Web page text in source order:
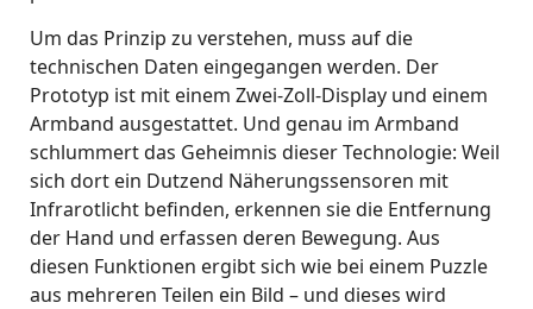
Um das Prinzip zu verstehen, muss auf die
technischen Daten eingegangen werden. Der
Prototyp ist mit einem Zwei-Zoll-Display und einem
Armband ausgestattet. Und genau im Armband
schlummert das Geheimnis dieser Technologie: Weil
sich dort ein Dutzend Näherungssensoren mit
Infrarotlicht befinden, erkennen sie die Entfernung
der Hand und erfassen deren Bewegung. Aus
diesen Funktionen ergibt sich wie bei einem Puzzle
aus mehreren Teilen ein Bild – und dieses wird